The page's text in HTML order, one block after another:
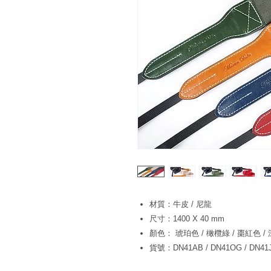
材質：牛皮 / 尼龍
尺寸：1400 X 40 mm
顏色： 琥珀色 / 橄欖綠 / 棗紅色 /
貨號：DN41AB / DN41OG /